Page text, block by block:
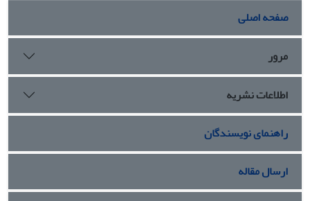
صفحه اصلی
مرور
اطلاعات نشریه
راهنمای نویسندگان
ارسال مقاله